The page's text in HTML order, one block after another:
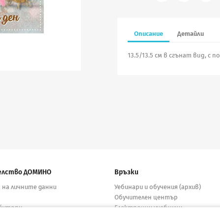
Описание Детайли
13.5/13.5 см в сгънат вид, с
ДОМИНО
личните данни
Връзки
Уебинари и обучения (архив)
Обучителен център
Електронни учебници